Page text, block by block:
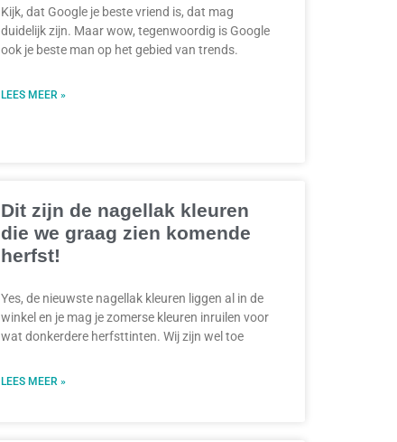
Kijk, dat Google je beste vriend is, dat mag
duidelijk zijn. Maar wow, tegenwoordig is Google
ook je beste man op het gebied van trends.
LEES MEER »
Dit zijn de nagellak kleuren
die we graag zien komende
herfst!
Yes, de nieuwste nagellak kleuren liggen al in de
winkel en je mag je zomerse kleuren inruilen voor
wat donkerdere herfsttinten. Wij zijn wel toe
LEES MEER »